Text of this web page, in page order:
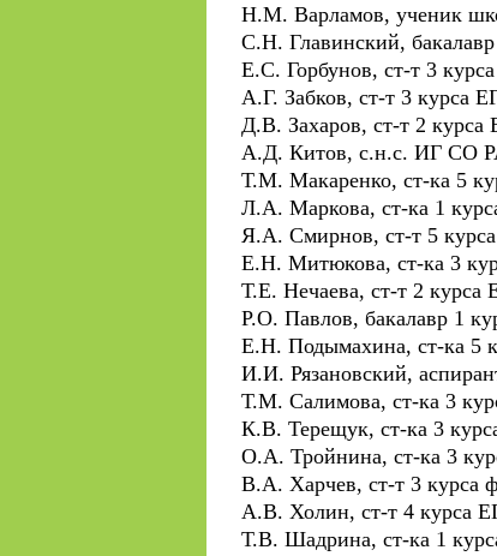
Н.М. Варламов, ученик
С.Н. Главинский,
Е.С. Горбунов, ст-т 3
А.Г. Забков, ст-т 3 курса
Д.В. Захаров, ст-т 2
А.Д. Китов, с.н.с. ИГ СО
Т.М. Макаренко, ст-ка 5
Л.А. Маркова, ст-ка 1
Я.А. Смирнов, ст-т 5
Е.Н. Митюкова, ст-ка 3
Т.Е. Нечаева, ст-т 2
Р.О. Павлов, бакалавр 1
Е.Н. Подымахина, ст-ка
И.И. Рязановский,
Т.М. Салимова, ст-ка 3
К.В. Терещук, ст-ка 3
О.А. Тройнина, ст-ка 3
В.А. Харчев, ст-т 3
А.В. Холин, ст-т 4 курса
Т.В. Шадрина, ст-ка 1